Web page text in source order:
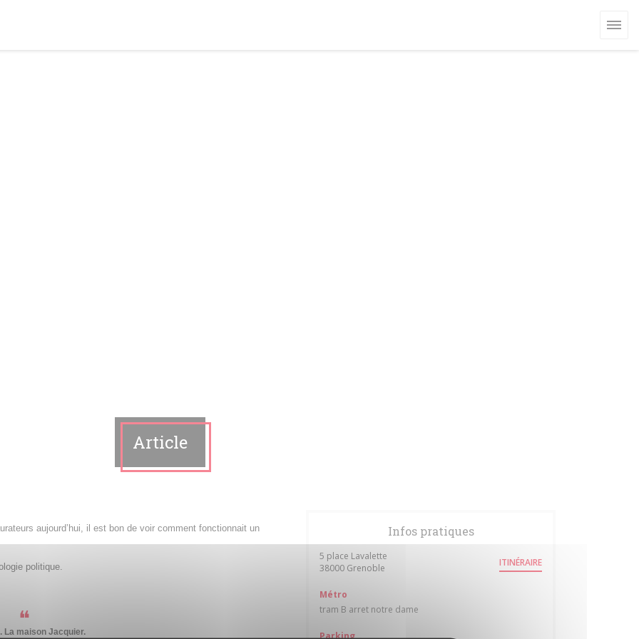
Article
aujourd’hui, il est bon de voir comment fonctionnait un
politique.
La maison Jacquier.
Infos pratiques
5 place Lavalette
38000 Grenoble ((ouvre une nouvelle fenêtre))ITINÉRAIRE
Métro
tram B arret notre dame
Parking